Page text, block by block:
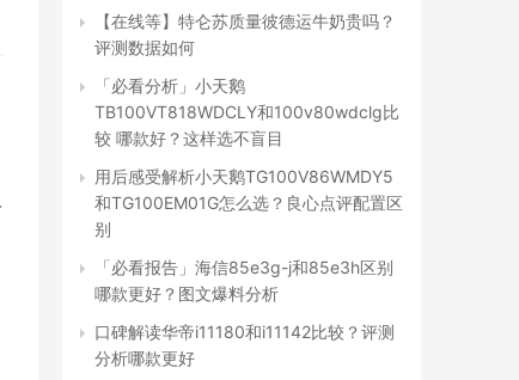
【在线等】特仑苏质量彼德运牛奶贵吗？
评测数据如何
「必看分析」小天鹅
TB100VT818WDCLY和100v80wdclg比
较 哪款好？这样选不盲目
用后感受解析小天鹅TG100V86WMDY5
和TG100EM01G怎么选？良心点评配置区
别
「必看报告」海信85e3g-j和85e3h区别
哪款更好？图文爆料分析
口碑解读华帝i11180和i11142比较？评测
分析哪款更好